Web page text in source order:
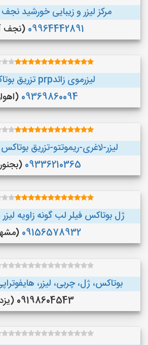
مرکز لیزر و زیبایی خورشید
09964442891 (نجف‌
لیزرموی زائدprp تزریق بوتاکس ژل
09369860094
لیزر-لاغری-ریموتتو-تزریق
09336210365
ژل بوتاکس فیلر لب گونه زاویه
09156578932
بوتاکس، ژل، چربی، لیزر،
09198604543 (یزد)